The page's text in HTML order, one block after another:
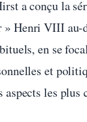
a conçu la
» Henri VIII au-
en se
et
aspects les plus